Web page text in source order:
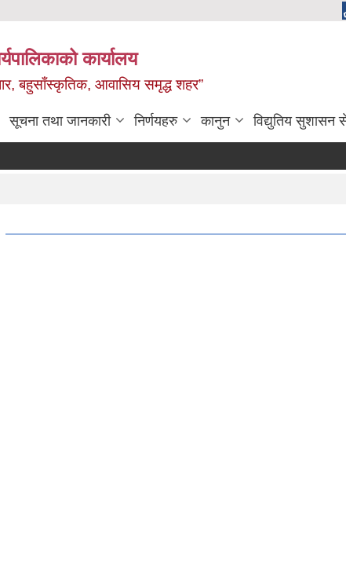
कार्यालय
बहुसाँस्कृतिक, आवासिय समृद्ध शहर”
सूचना तथा जानकारी निर्णयहरु कानुन विद्युतिय सुशासन